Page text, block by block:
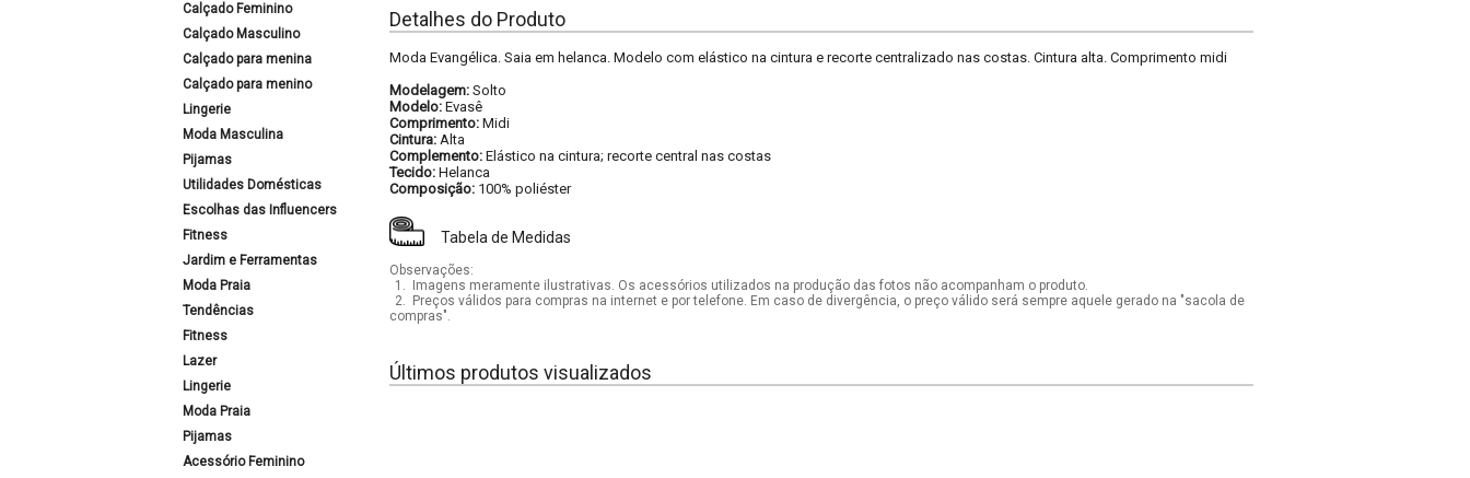
Calçado Feminino
Calçado Masculino
Calçado para menina
Calçado para menino
Lingerie
Moda Masculina
Pijamas
Utilidades Domésticas
Escolhas das Influencers
Fitness
Jardim e Ferramentas
Moda Praia
Tendências
Fitness
Lazer
Lingerie
Moda Praia
Pijamas
Acessório Feminino
Detalhes do Produto
Moda Evangélica. Saia em helanca. Modelo com elástico na cintura e recorte centralizado nas costas. Cintura alta. Comprimento midi
Modelagem: Solto
Modelo: Evasê
Comprimento: Midi
Cintura: Alta
Complemento: Elástico na cintura; recorte central nas costas
Tecido: Helanca
Composição: 100% poliéster
Tabela de Medidas
Observações:
1.
Imagens meramente ilustrativas. Os acessórios utilizados na produção das fotos não acompanham o produto.
2.
Preços válidos para compras na internet e por telefone. Em caso de divergência, o preço válido será sempre aquele gerado na "sacola de
compras".
Últimos produtos visualizados